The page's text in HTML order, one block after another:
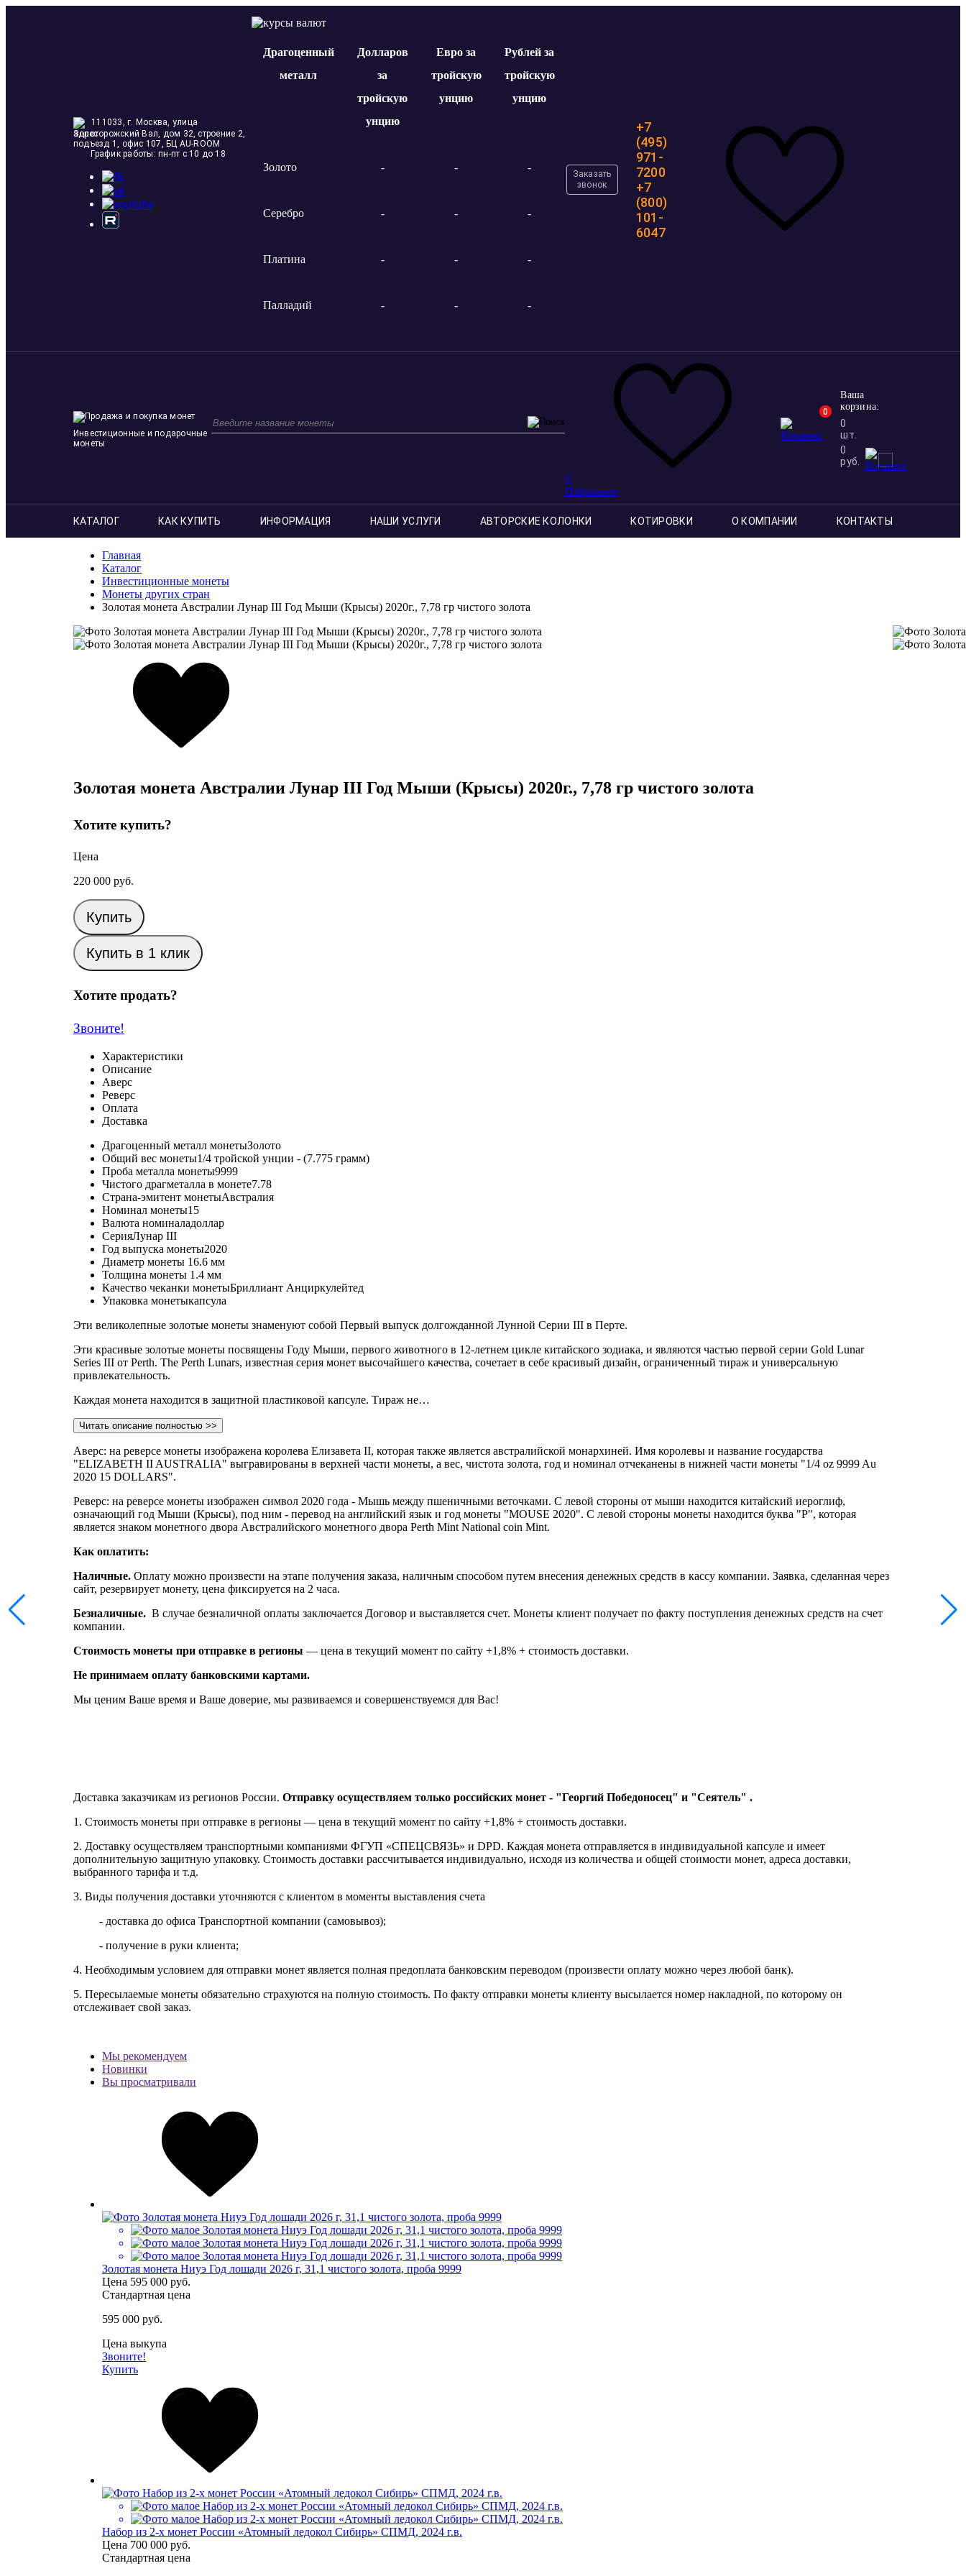
111033, г. Москва, улица
Золоторожский Вал, дом 32, строение 2,
подъезд 1, офис 107, БЦ AU-ROOM
График работы: пн-пт с 10 до 18
Драгоценный
металл
Долларов
за
тройскую
унцию
Евро за
тройскую
унцию
Рублей за
тройскую
унцию
Золото - - -
Серебро - - -
Платина - - -
Палладий - - -
Заказать
звонок
+7
(495)
971-
7200
+7
(800)
101-
6047
Инвестиционные и подарочные
монеты
0
Избранное
0
Ваша
корзина:
0
шт.
0
руб.
КАТАЛОГ КАК КУПИТЬ ИНФОРМАЦИЯ НАШИ УСЛУГИ АВТОРСКИЕ КОЛОНКИ КОТИРОВКИ О КОМПАНИИ КОНТАКТЫ
Главная
Каталог
Инвестиционные монеты
Монеты других стран
Золотая монета Австралии Лунар III Год Мыши (Крысы) 2020г., 7,78 гр чистого золота
Золотая монета Австралии Лунар III Год Мыши (Крысы) 2020г., 7,78 гр чистого золота
Хотите купить?
Цена
220 000 руб.
Купить
Купить в 1 клик
Хотите продать?
Звоните!
Характеристики
Описание
Аверс
Реверс
Оплата
Доставка
Драгоценный металл монетыЗолото
Общий вес монеты1/4 тройской унции - (7.775 грамм)
Проба металла монеты9999
Чистого драгметалла в монете7.78
Страна-эмитент монетыАвстралия
Номинал монеты15
Валюта номиналадоллар
СерияЛунар III
Год выпуска монеты2020
Диаметр монеты 16.6 мм
Толщина монеты 1.4 мм
Качество чеканки монетыБриллиант Анциркулейтед
Упаковка монетыкапсула
Эти великолепные золотые монеты знаменуют собой Первый выпуск долгожданной Лунной Серии III в Перте.
Эти красивые золотые монеты посвящены Году Мыши, первого животного в 12-летнем цикле китайского зодиака, и являются частью первой серии Gold Lunar
Series III от Perth. The Perth Lunars, известная серия монет высочайшего качества, сочетает в себе красивый дизайн, ограниченный тираж и универсальную
привлекательность.
Каждая монета находится в защитной пластиковой капсуле. Тираж не…
Читать описание полностью >>
Аверс: на реверсе монеты изображена королева Елизавета II, которая также является австралийской монархиней. Имя королевы и название государства
"ELIZABETH II AUSTRALIA" выгравированы в верхней части монеты, а вес, чистота золота, год и номинал отчеканены в нижней части монеты "1/4 oz 9999 Au
2020 15 DOLLARS".
Реверс: на реверсе монеты изображен символ 2020 года - Мышь между пшеничными веточками. С левой стороны от мыши находится китайский иероглиф,
означающий год Мыши (Крысы), под ним - перевод на английский язык и год монеты "MOUSE 2020". С левой стороны монеты находится буква "P", которая
является знаком монетного двора Австралийского монетного двора Perth Mint National coin Mint.
Как оплатить:
Наличные. Оплату можно произвести на этапе получения заказа, наличным способом путем внесения денежных средств в кассу компании. Заявка, сделанная через
сайт, резервирует монету, цена фиксируется на 2 часа.
Безналичные. В случае безналичной оплаты заключается Договор и выставляется счет. Монеты клиент получает по факту поступления денежных средств на счет
компании.
Стоимость монеты при отправке в регионы — цена в текущий момент по сайту +1,8% + стоимость доставки.
Не принимаем оплату банковскими картами.
Мы ценим Ваше время и Ваше доверие, мы развиваемся и совершенствуемся для Вас!
Доставка заказчикам из регионов России. Отправку осуществляем только российских монет - "Георгий Победоносец" и "Сеятель" .
1. Стоимость монеты при отправке в регионы — цена в текущий момент по сайту +1,8% + стоимость доставки.
2. Доставку осуществляем транспортными компаниями ФГУП «СПЕЦСВЯЗЬ» и DPD. Каждая монета отправляется в индивидуальной капсуле и имеет
дополнительную защитную упаковку. Стоимость доставки рассчитывается индивидуально, исходя из количества и общей стоимости монет, адреса доставки,
выбранного тарифа и т.д.
3. Виды получения доставки уточняются с клиентом в моменты выставления счета
- доставка до офиса Транспортной компании (самовывоз);
- получение в руки клиента;
4. Необходимым условием для отправки монет является полная предоплата банковским переводом (произвести оплату можно через любой банк).
5. Пересылаемые монеты обязательно страхуются на полную стоимость. По факту отправки монеты клиенту высылается номер накладной, по которому он
отслеживает свой заказ.
Мы рекомендуем
Новинки
Вы просматривали
Золотая монета Ниуэ Год лошади 2026 г, 31,1 чистого золота, проба 9999
Цена 595 000 руб.
Стандартная цена
595 000 руб.
Цена выкупа
Звоните!
Купить
Набор из 2-х монет России «Атомный ледокол Сибирь» СПМД, 2024 г.в.
Цена 700 000 руб.
Стандартная цена